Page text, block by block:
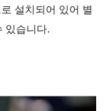
설치되어 있어 별
있습니다.